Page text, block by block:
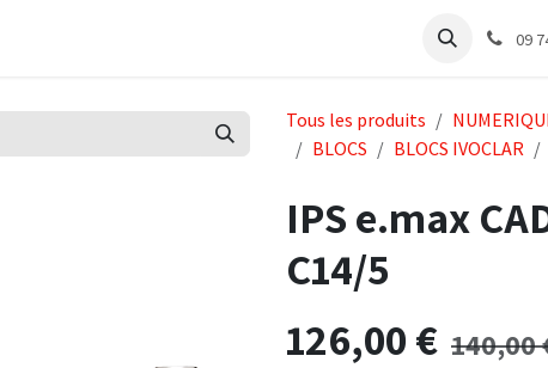
Support09
Tous les produits
BLOCS
BLOCS IVOCLAR
IPS e.max
C14/5
126,00€ 140,00